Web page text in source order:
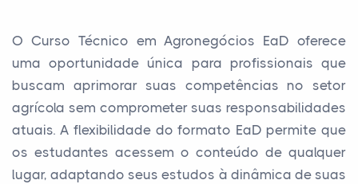
O Curso Técnico em Agronegócios EaD oferece
uma oportunidade única para profissionais que
buscam aprimorar suas competências no setor
agrícola sem comprometer suas responsabilidades
atuais. A flexibilidade do formato EaD permite que
os estudantes acessem o conteúdo de qualquer
lugar, adaptando seus estudos à dinâmica de suas